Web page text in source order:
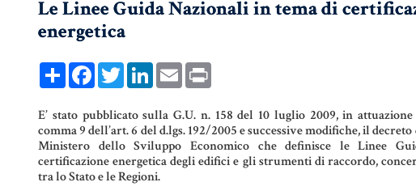
COMPRAVENDITA
RENT TO BUY
PERSONE &
EREDITÀ &
TESTAMENTO
Le Linee Guida Nazionali in tema di
energetica
ShareFacebookTwitterLinkedInEmail
E’ stato pubblicato sulla G.U. n. 158 del 10 luglio 2009, in
comma 9 dell’art. 6 del d.lgs. 192/2005 e successive modifiche, il
Ministero dello Sviluppo Economico che definisce le Linee
certificazione energetica degli edifici e gli strumenti di raccordo,
tra lo Stato e le Regioni.